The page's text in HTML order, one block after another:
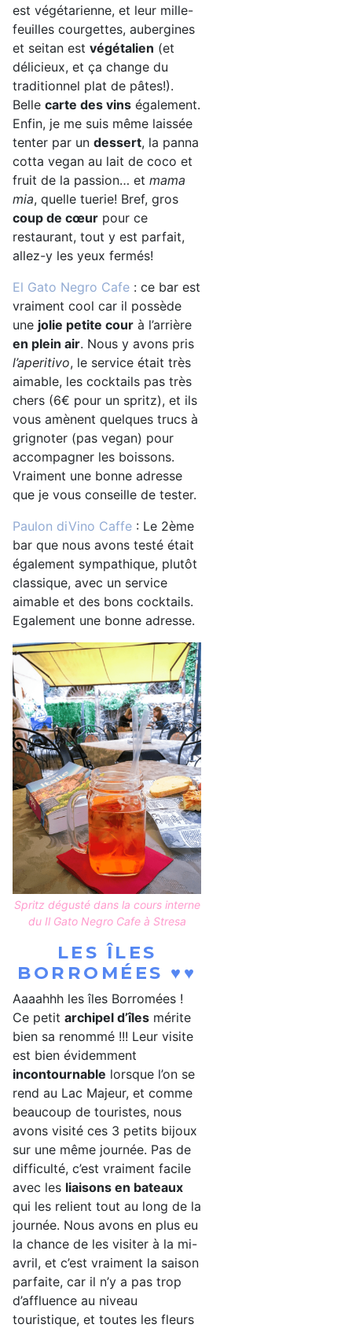
est végétarienne, et leur mille-
feuilles courgettes, aubergines
et seitan est végétalien (et
délicieux, et ça change du
traditionnel plat de pâtes!).
Belle carte des vins également.
Enfin, je me suis même laissée
tenter par un dessert, la panna
cotta vegan au lait de coco et
fruit de la passion… et mama
mia, quelle tuerie! Bref, gros
coup de cœur pour ce
restaurant, tout y est parfait,
allez-y les yeux fermés!
El Gato Negro Cafe : ce bar est
vraiment cool car il possède
une jolie petite cour à l’arrière
en plein air. Nous y avons pris
l’aperitivo, le service était très
aimable, les cocktails pas très
chers (6€ pour un spritz), et ils
vous amènent quelques trucs à
grignoter (pas vegan) pour
accompagner les boissons.
Vraiment une bonne adresse
que je vous conseille de tester.
Paulon diVino Caffe : Le 2ème
bar que nous avons testé était
également sympathique, plutôt
classique, avec un service
aimable et des bons cocktails.
Egalement une bonne adresse.
Spritz dégusté dans la cours interne
du Il Gato Negro Cafe à Stresa
LES ÎLES
BORROMÉES ♥♥
Aaaahhh les îles Borromées !
Ce petit archipel d’îles mérite
bien sa renommé !!! Leur visite
est bien évidemment
incontournable lorsque l’on se
rend au Lac Majeur, et comme
beaucoup de touristes, nous
avons visité ces 3 petits bijoux
sur une même journée. Pas de
difficulté, c’est vraiment facile
avec les liaisons en bateaux
qui les relient tout au long de la
journée. Nous avons en plus eu
la chance de les visiter à la mi-
avril, et c’est vraiment la saison
parfaite, car il n’y a pas trop
d’affluence au niveau
touristique, et toutes les fleurs